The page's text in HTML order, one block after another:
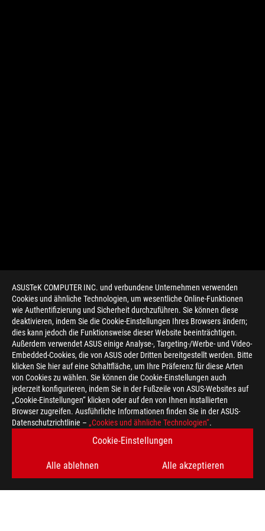
ASUSTeK COMPUTER INC. und verbundene Unternehmen verwenden
Cookies und ähnliche Technologien, um wesentliche Online-Funktionen
wie Authentifizierung und Sicherheit durchzuführen. Sie können diese
deaktivieren, indem Sie die Cookie-Einstellungen Ihres Browsers ändern;
dies kann jedoch die Funktionsweise dieser Website beeinträchtigen.
Außerdem verwendet ASUS einige Analyse-, Targeting-/Werbe- und Video-
Embedded-Cookies, die von ASUS oder Dritten bereitgestellt werden. Bitte
klicken Sie hier auf eine Schaltfläche, um Ihre Präferenz für diese Arten
von Cookies zu wählen. Sie können die Cookie-Einstellungen auch
jederzeit konfigurieren, indem Sie in der Fußzeile von ASUS-Websites auf
„Cookie-Einstellungen“ klicken oder auf den von Ihnen installierten
Browser zugreifen. Ausführliche Informationen finden Sie in der ASUS-
Datenschutzrichtlinie – „Cookies und ähnliche Technologien“.
Cookie-Einstellungen
Alle ablehnen Alle akzeptieren
> GAMING GAMING GEAR
ERHALTEN SIE DIE NEUESTEN ANGEBOTE UND MEHR